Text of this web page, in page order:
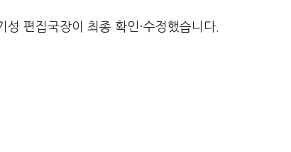
편집국장이 최종 확인·수정했습니다.